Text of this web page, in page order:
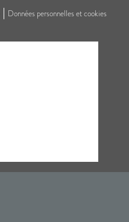
Données personnelles et cookies